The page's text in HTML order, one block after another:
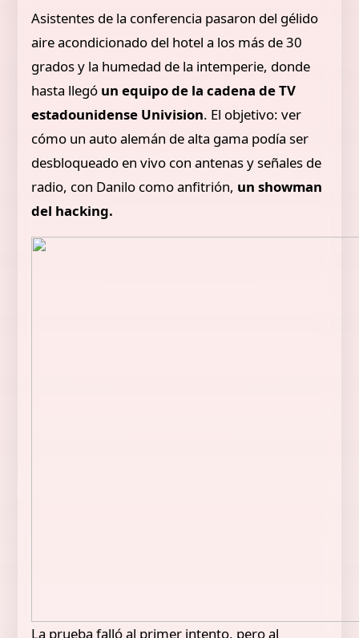
Asistentes de la conferencia pasaron del gélido
aire acondicionado del hotel a los más de 30
grados y la humedad de la intemperie, donde
hasta llegó un equipo de la cadena de TV
estadounidense Univision. El objetivo: ver
cómo un auto alemán de alta gama podía ser
desbloqueado en vivo con antenas y señales de
radio, con Danilo como anfitrión, un showman
del hacking.
La prueba falló al primer intento, pero al